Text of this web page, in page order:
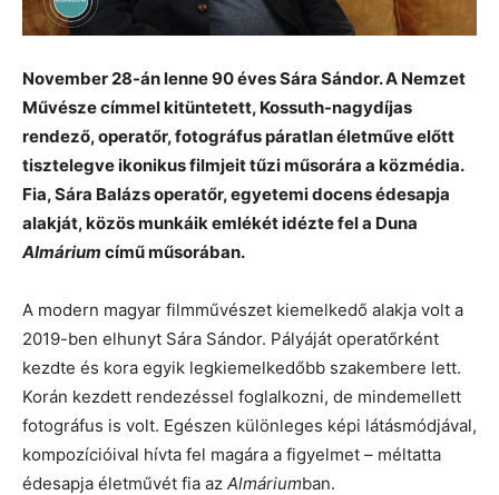
November 28-án lenne 90 éves Sára Sándor. A Nemzet
Művésze címmel kitüntetett, Kossuth-nagydíjas
rendező, operatőr, fotográfus páratlan életműve előtt
tisztelegve ikonikus filmjeit tűzi műsorára a közmédia.
Fia, Sára Balázs operatőr, egyetemi docens édesapja
alakját, közös munkáik emlékét idézte fel a Duna
Almárium című műsorában.
A modern magyar filmművészet kiemelkedő alakja volt a
2019-ben elhunyt Sára Sándor. Pályáját operatőrként
kezdte és kora egyik legkiemelkedőbb szakembere lett.
Korán kezdett rendezéssel foglalkozni, de mindemellett
fotográfus is volt. Egészen különleges képi látásmódjával,
kompozícióival hívta fel magára a figyelmet – méltatta
édesapja életművét fia az Almáriumban.